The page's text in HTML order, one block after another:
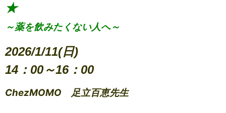
★
～薬を飲みたくない人へ～
2026/1/11(日)
14：00～16：00
ChezMOMO 足立百恵先生